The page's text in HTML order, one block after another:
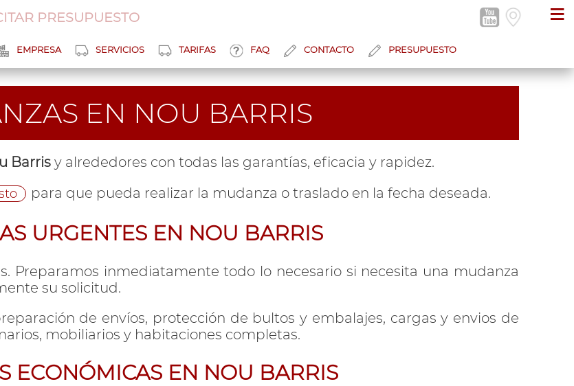
PRESUPUESTO
EMPRESA SERVICIOS TARIFAS FAQ CONTACTO PRESUPUESTO
≡
EN NOU BARRIS
Barris y alrededores con todas las garantías, eficacia y rapidez.
para que pueda realizar la mudanza o traslado en la fecha deseada.
URGENTES EN NOU BARRIS
Preparamos inmediatamente todo lo necesario si necesita una mudanza
su solicitud.
de envíos, protección de bultos y embalajes, cargas y envios de
mobiliarios y habitaciones completas.
ECONÓMICAS EN NOU BARRIS